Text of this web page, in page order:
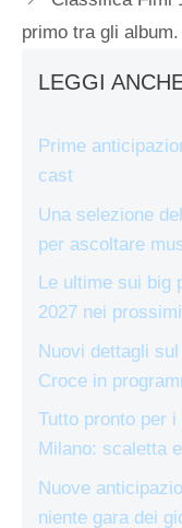
primo tra gli
LEGGI
Prime
cast
Una selezione
per ascoltare
Le ultime sui big
2027 nei
Nuovi dettagli
Croce in
Tutto pronto per
Milano: scaletta
Nuove
niente gara dei